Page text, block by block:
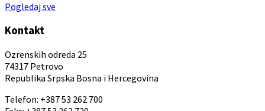
Pogledaj sve
Kontakt
Ozrenskih odreda 25
74317 Petrovo
Republika Srpska Bosna i Hercegovina
Telefon: +387 53 262 700